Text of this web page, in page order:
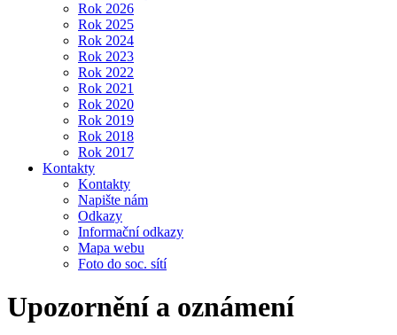
Rok 2026
Rok 2025
Rok 2024
Rok 2023
Rok 2022
Rok 2021
Rok 2020
Rok 2019
Rok 2018
Rok 2017
Kontakty
Kontakty
Napište nám
Odkazy
Informační odkazy
Mapa webu
Foto do soc. sítí
Upozornění a oznámení